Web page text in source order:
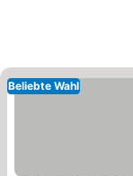
Beliebte Wahl